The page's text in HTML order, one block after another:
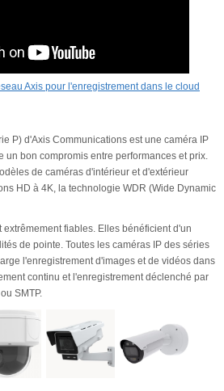
Axis pour l'enregistrement dans le cloud
P) d'Axis Communications est une caméra IP
un bon compromis entre performances et prix.
de caméras d'intérieur et d'extérieur
HD à 4K, la technologie WDR (Wide Dynamic
extrêmement fiables. Elles bénéficient d'un
de pointe. Toutes les caméras IP des séries
l'enregistrement d'images et de vidéos dans
continu et l'enregistrement déclenché par
SMTP.